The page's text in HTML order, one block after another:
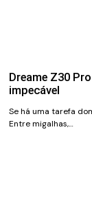
Dreame Z30
impecável
Se há uma tarefa
Entre migalhas,…